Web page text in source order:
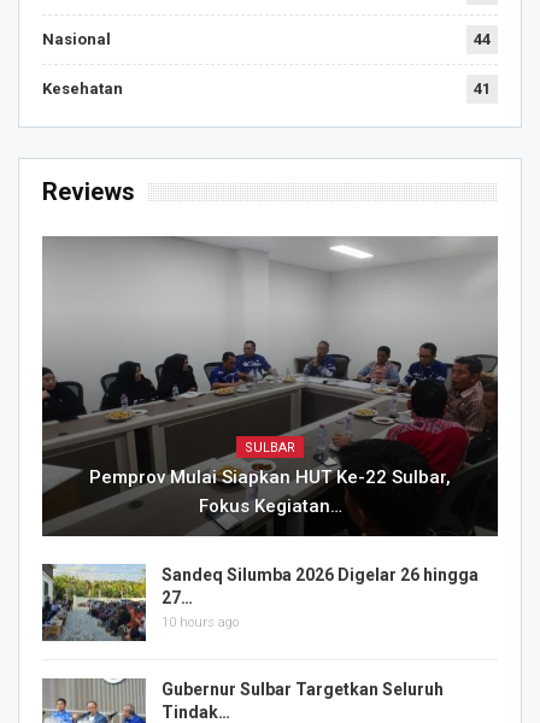
Nasional 44
Kesehatan 41
Reviews
SULBAR
Pemprov Mulai Siapkan HUT Ke-22 Sulbar,
Fokus Kegiatan…
Sandeq Silumba 2026 Digelar 26 hingga
27…
10 hours ago
Gubernur Sulbar Targetkan Seluruh
Tindak…